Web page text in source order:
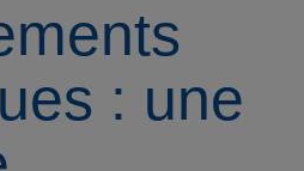
: une